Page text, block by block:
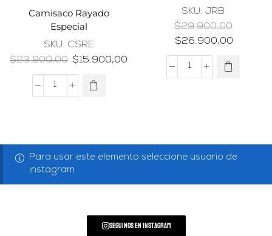
Camisaco Rayado
Especial
SKU: CSRE
$23.900,00 $15.900,00
SKU:JRB
$29.900,00
$26.900,00
Para usar este elemento seleccione usuario de
instagram
Seguinos en Instagram